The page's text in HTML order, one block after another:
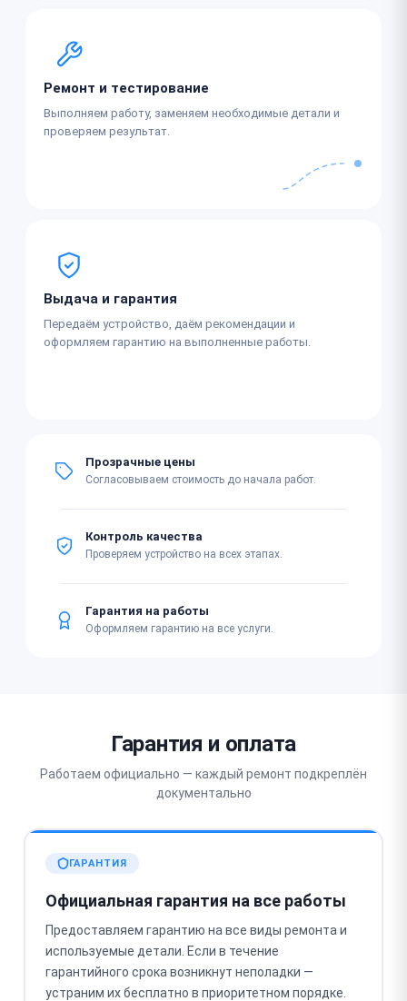
Ремонт и тестирование
Выполняем работу, заменяем необходимые детали и
проверяем результат.
Выдача и гарантия
Передаём устройство, даём рекомендации и
оформляем гарантию на выполненные работы.
Прозрачные цены
Согласовываем стоимость до начала работ.
Контроль качества
Проверяем устройство на всех этапах.
Гарантия на работы
Оформляем гарантию на все услуги.
Гарантия и оплата
Работаем официально — каждый ремонт подкреплён
документально
ГАРАНТИЯ
Официальная гарантия на все работы
Предоставляем гарантию на все виды ремонта и
используемые детали. Если в течение
гарантийного срока возникнут неполадки —
устраним их бесплатно в приоритетном порядке.